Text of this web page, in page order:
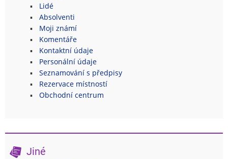
Lidé
Absolventi
Moji známí
Komentáře
Kontaktní údaje
Personální údaje
Seznamování s předpisy
Rezervace místností
Obchodní centrum
Jiné